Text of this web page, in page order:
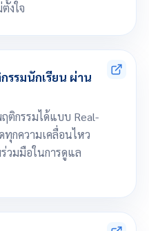
งใจ
(เช่น ลาป่วย หรือ ลากิจ)
รือ "ปฏิเสธ" ได้จากหน้าจอมือถือ
รรมนักเรียน ผ่าน
ติกรรมได้แบบ Real-
กความเคลื่อนไหว
วมมือในการดูแล
(หักแต้ม บวกแต้ม)